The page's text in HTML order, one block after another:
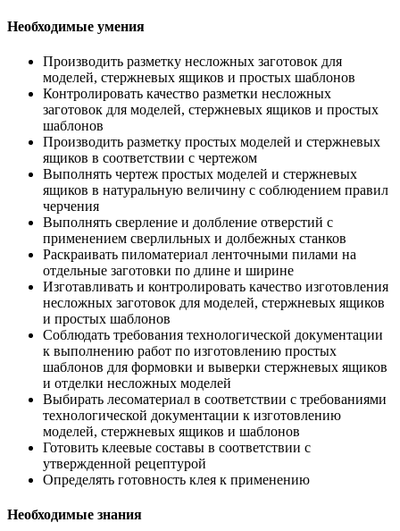
Необходимые умения
Производить разметку несложных заготовок для
моделей, стержневых ящиков и простых шаблонов
Контролировать качество разметки несложных
заготовок для моделей, стержневых ящиков и простых
шаблонов
Производить разметку простых моделей и стержневых
ящиков в соответствии с чертежом
Выполнять чертеж простых моделей и стержневых
ящиков в натуральную величину с соблюдением правил
черчения
Выполнять сверление и долбление отверстий с
применением сверлильных и долбежных станков
Раскраивать пиломатериал ленточными пилами на
отдельные заготовки по длине и ширине
Изготавливать и контролировать качество изготовления
несложных заготовок для моделей, стержневых ящиков
и простых шаблонов
Соблюдать требования технологической документации
к выполнению работ по изготовлению простых
шаблонов для формовки и выверки стержневых ящиков
и отделки несложных моделей
Выбирать лесоматериал в соответствии с требованиями
технологической документации к изготовлению
моделей, стержневых ящиков и шаблонов
Готовить клеевые составы в соответствии с
утвержденной рецептурой
Определять готовность клея к применению
Необходимые знания